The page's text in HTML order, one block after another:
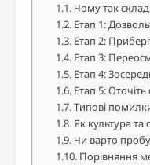
Чому так
Етап 1:
Етап 2:
Етап 3:
Етап 4:
Етап 5:
Типові
Як культура та
Чи варто
Порівняння